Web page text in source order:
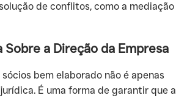
de conflitos, como a mediação
Sobre a Direção da Empresa
bem elaborado não é apenas
É uma forma de garantir que a